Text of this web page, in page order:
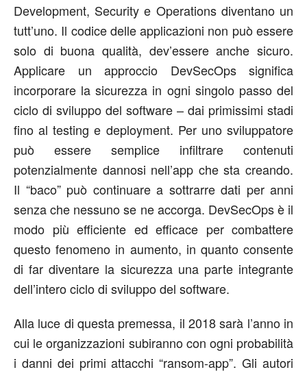
Development, Security e Operations diventano un
tutt’uno. Il codice delle applicazioni non può essere
solo di buona qualità, dev’essere anche sicuro.
Applicare un approccio DevSecOps significa
incorporare la sicurezza in ogni singolo passo del
ciclo di sviluppo del software – dai primissimi stadi
fino al testing e deployment. Per uno sviluppatore
può essere semplice infiltrare contenuti
potenzialmente dannosi nell’app che sta creando.
Il “baco” può continuare a sottrarre dati per anni
senza che nessuno se ne accorga. DevSecOps è il
modo più efficiente ed efficace per combattere
questo fenomeno in aumento, in quanto consente
di far diventare la sicurezza una parte integrante
dell’intero ciclo di sviluppo del software.
Alla luce di questa premessa, il 2018 sarà l’anno in
cui le organizzazioni subiranno con ogni probabilità
i danni dei primi attacchi “ransom-app”. Gli autori